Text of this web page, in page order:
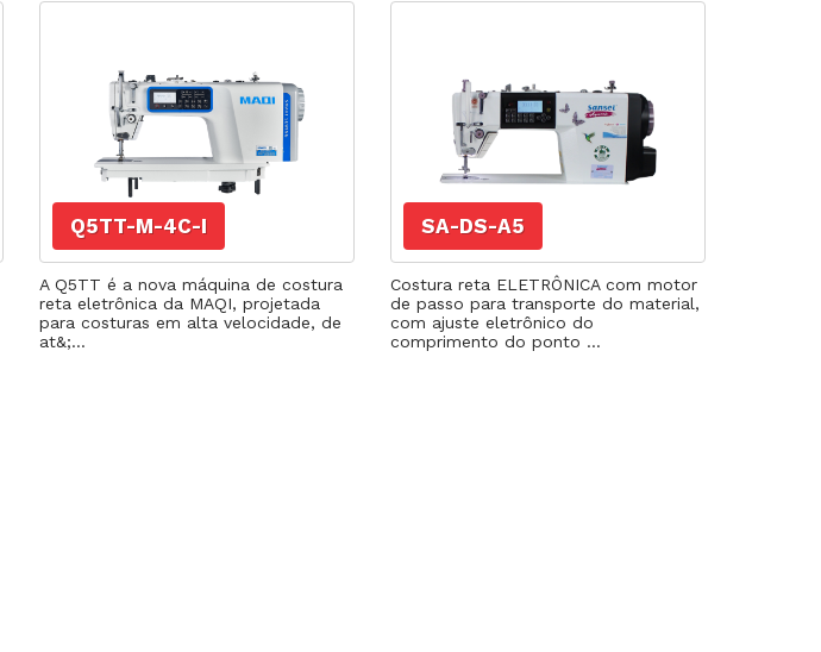
Q5TT-M-4C-I
A Q5TT é a nova máquina de costura
reta eletrônica da MAQI, projetada
para costuras em alta velocidade, de
at&;...
SA-DS-A5
Costura reta ELETRÔNICA com motor
de passo para transporte do material,
com ajuste eletrônico do
comprimento do ponto ...